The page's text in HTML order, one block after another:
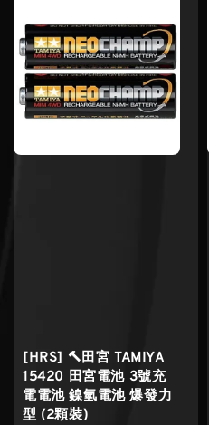
[HRS] 🔨田宮 TAMIYA
15420 田宮電池 3號充
電電池 鎳氫電池 爆發力
型 (2顆裝)